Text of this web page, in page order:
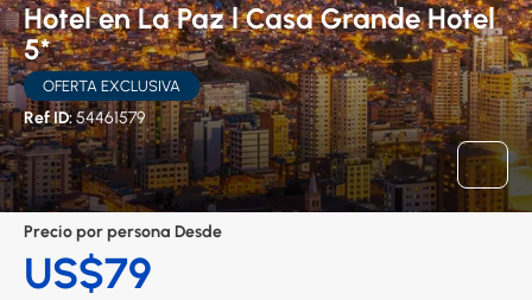
Hotel en La Paz l Casa Grande Hotel
5*
OFERTA EXCLUSIVA
Ref ID:54461579
Precio por persona Desde
US$79